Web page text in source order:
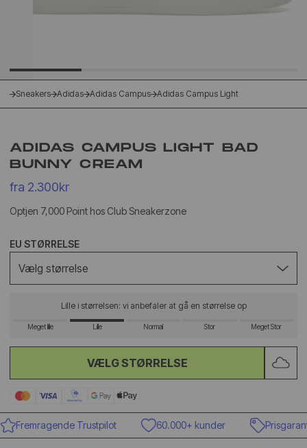
Sneakers Adidas Adidas Campus Adidas Campus Light
ADIDAS CAMPUS LIGHT BAD
BUNNY CREAM
fra 2.300kr
Optjen 7,000 Point hos Club Sneakerzone
EU STØRRELSE
Vælg størrelse
Lille i størrelsen: vi anbefaler at gå en størrelse op
Meget lille Lille Normal Stor Meget Stor
VÆLG STØRRELSE
Fremragende Trustpilot 60.000+ kunder Prisgaranti